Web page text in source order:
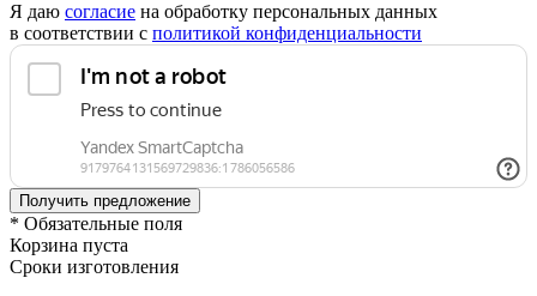
Я даю согласие на обработку персональных данных
в соответствии с политикой конфиденциальности
* Обязательные поля
Корзина пуста
Сроки изготовления